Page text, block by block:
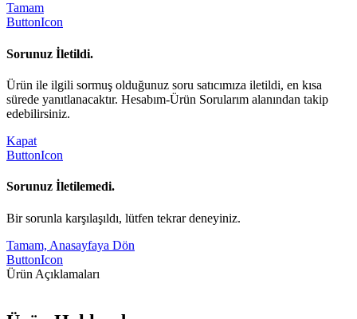
Tamam
ButtonIcon
Sorunuz İletildi.
Ürün ile ilgili sormuş olduğunuz soru satıcımıza iletildi, en kısa
sürede yanıtlanacaktır. Hesabım-Ürün Sorularım alanından takip
edebilirsiniz.
Kapat
ButtonIcon
Sorunuz İletilemedi.
Bir sorunla karşılaşıldı, lütfen tekrar deneyiniz.
Tamam, Anasayfaya Dön
ButtonIcon
Ürün Açıklamaları